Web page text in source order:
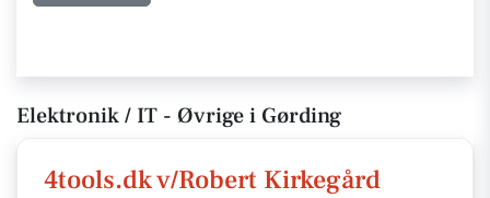
Elektronik / IT - Øvrige i Gørding
4tools.dk v/Robert Kirkegård